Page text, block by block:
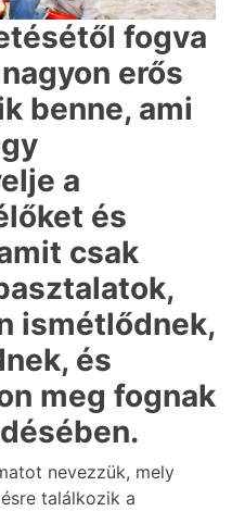
fogva
erős
benne, ami
a
és
csak
ismétlődnek,
és
meg fognak
nevezzük, mely
találkozik a